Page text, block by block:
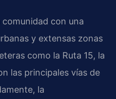
con una
y extensas zonas
como la Ruta 15, la
las principales vías de
la